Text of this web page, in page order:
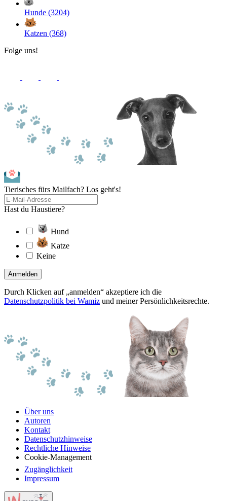
Hunde (3204)
Katzen (368)
Folge uns!
Tierisches fürs Mailfach? Los geht's!
Hast du Haustiere?
Hund
Katze
Keine
Anmelden
Durch Klicken auf „anmelden“ akzeptiere ich die
Datenschutzpolitik bei Wamiz und meiner Persönlichkeitsrechte.
Über uns
Autoren
Kontakt
Datenschutzhinweise
Rechtliche Hinweise
Cookie-Management
Zugänglichkeit
Impressum